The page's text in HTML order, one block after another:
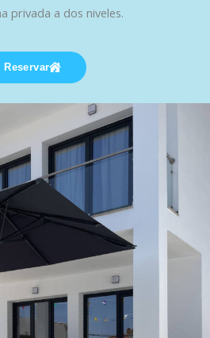
privada a dos niveles.
Reservar